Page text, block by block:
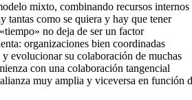
mixto, combinando recursos internos
tantas como se quiera y hay que tener
no deja de ser un factor
organizaciones bien coordinadas
evolucionar su colaboración de muchas
con una colaboración tangencial
muy amplia y viceversa en función